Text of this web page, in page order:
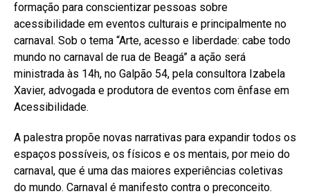
formação para conscientizar pessoas sobre
acessibilidade em eventos culturais e principalmente no
carnaval. Sob o tema “Arte, acesso e liberdade: cabe todo
mundo no carnaval de rua de Beagá” a ação será
ministrada às 14h, no Galpão 54, pela consultora Izabela
Xavier, advogada e produtora de eventos com ênfase em
Acessibilidade.
A palestra propõe novas narrativas para expandir todos os
espaços possíveis, os físicos e os mentais, por meio do
carnaval, que é uma das maiores experiências coletivas
do mundo. Carnaval é manifesto contra o preconceito.